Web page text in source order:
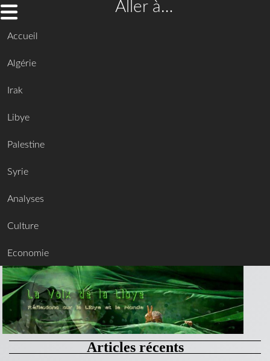
Aller à…
Accueil
Algérie
Irak
Libye
Palestine
Syrie
Analyses
Culture
Economie
Articles récents